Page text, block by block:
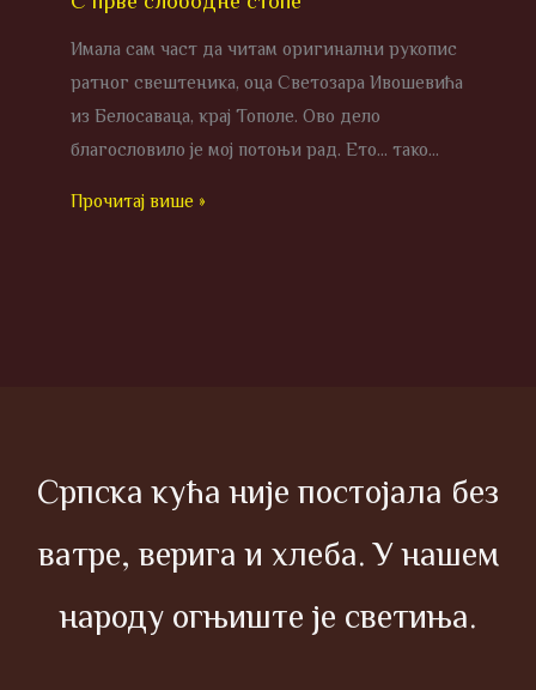
Имала сам част да читам оригинални рукопис
ратног свештеника, оца Светозара Ивошевића
из Белосаваца, крај Тополе. Ово дело
благословило је мој потоњи рад. Ето… тако…
Прочитај више »
Српска кућа није постојала без
ватре, верига и хлеба. У нашем
народу огњиште је светиња.